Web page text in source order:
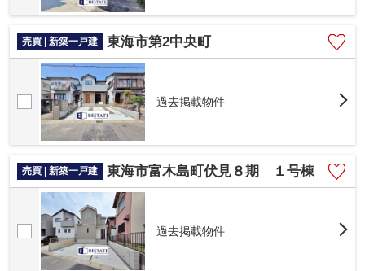
売買 | 新築一戸建 東海市第2中央町
過去掲載物件
売買 | 新築一戸建 東海市富木島町伏見８期 １号棟
過去掲載物件